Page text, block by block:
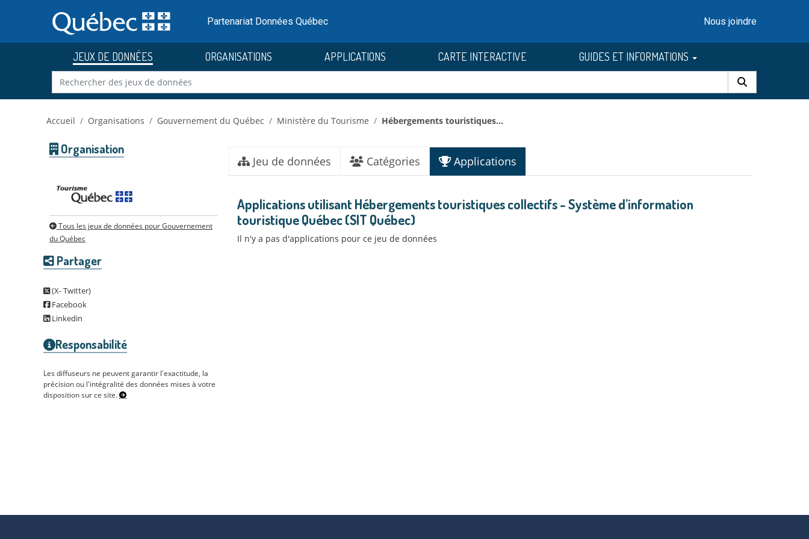
au
contenu
Partenariat Données Québec Nous joindre
JEUX DE DONNÉES ORGANISATIONS APPLICATIONS CARTE INTERACTIVE GUIDES ET INFORMATIONS
Accueil Organisations Gouvernement du Québec Ministère du Tourisme Hébergements touristiques...
Organisation
Tous les jeux de données pour Gouvernement
du Québec
Partager
(X- Twitter)
Facebook
Linkedin
Responsabilité
Les diffuseurs ne peuvent garantir l'exactitude, la
précision ou l'intégralité des données mises à votre
disposition sur ce site.
Jeu de données Catégories Applications
Applications utilisant Hébergements touristiques collectifs - Système d’information
touristique Québec (SIT Québec)
Il n'y a pas d'applications pour ce jeu de données